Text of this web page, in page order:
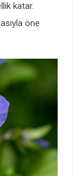
katar.
öne